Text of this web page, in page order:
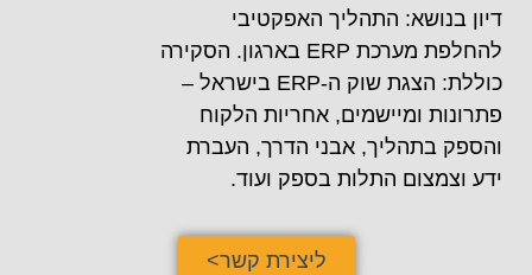
דיון בנושא: התהליך האפקטיבי
להחלפת מערכת ERP בארגון. הסקירה
כוללת: הצגת שוק ה-ERP בישראל –
פתרונות ומיישמים, אחריות הלקוח
והספק בתהליך, אבני הדרך, העברת
ידע וצמצום התלות בספק ועוד.
ליצירת קשר>